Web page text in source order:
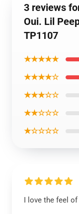
3 reviews
Oui. Lil
TP1107
★★★★★
★★★★☆
★★★☆☆
★★☆☆☆
★☆☆☆☆
I love the feel